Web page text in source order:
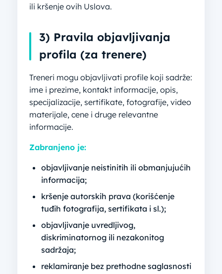
ili kršenje ovih Uslova.
3) Pravila objavljivanja
profila (za trenere)
Treneri mogu objavljivati profile koji sadrže:
ime i prezime, kontakt informacije, opis,
specijalizacije, sertifikate, fotografije, video
materijale, cene i druge relevantne
informacije.
Zabranjeno je:
objavljivanje neistinitih ili obmanjujućih
informacija;
kršenje autorskih prava (korišćenje
tuđih fotografija, sertifikata i sl.);
objavljivanje uvredljivog,
diskriminatornog ili nezakonitog
sadržaja;
reklamiranje bez prethodne saglasnosti